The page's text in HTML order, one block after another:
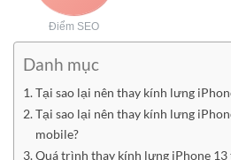
Điểm SEO
Danh mục
Tại sao lại nên thay kính lưng
Tại sao lại nên thay kính lưng
mobile?
Quá trình thay kính lưng iPhone